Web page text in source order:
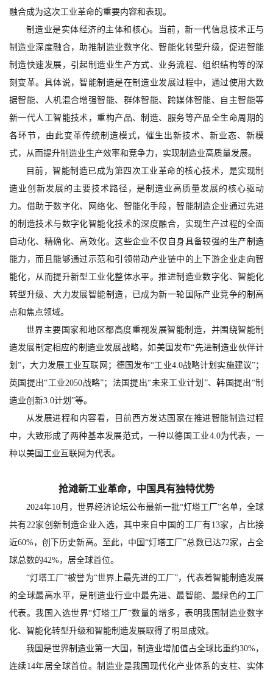
融合成为这次工业革命的重要内容和表现。
制造业是实体经济的主体和核心。当前，新一代信息技术正与
制造业深度融合，助推制造业数字化、智能化转型升级，促进智能
制造快速发展，引起制造业生产方式、业务流程、组织结构等的深
刻变革。具体说，智能制造是在制造业发展过程中，通过使用大数
据智能、人机混合增强智能、群体智能、跨媒体智能、自主智能等
新一代人工智能技术，重构产品、制造、服务等产品全生命周期的
各环节，由此变革传统制造模式，催生出新技术、新业态、新模
式，从而提升制造业生产效率和竞争力，实现制造业高质量发展。
目前，智能制造已成为第四次工业革命的核心技术，是实现制
造业创新发展的主要技术路径，是制造业高质量发展的核心驱动
力。借助于数字化、网络化、智能化手段，智能制造企业通过先进
的制造技术与数字化智能化技术的深度融合，实现生产过程的全面
自动化、精确化、高效化。这些企业不仅自身具备较强的生产制造
能力，而且能够通过示范和引领带动产业链中的上下游企业走向智
能化，从而提升新型工业化整体水平。推进制造业数字化、智能化
转型升级、大力发展智能制造，已成为新一轮国际产业竞争的制高
点和焦点领域。
世界主要国家和地区都高度重视发展智能制造，并围绕智能制
造发展制定相应的制造业发展战略，如美国发布“先进制造业伙伴计
划”，大力发展工业互联网；德国发布“工业4.0战略计划实施建议”；
英国提出“工业2050战略”；法国提出“未来工业计划”、韩国提出“制
造业创新3.0计划”等。
从发展进程和内容看，目前西方发达国家在推进智能制造过程
中，大致形成了两种基本发展范式，一种以德国工业4.0为代表，一
种以美国工业互联网为代表。
抢滩新工业革命，中国具有独特优势
2024年10月，世界经济论坛公布最新一批“灯塔工厂”名单，全球
共有22家创新制造企业入选，其中来自中国的工厂有13家，占比接
近60%，创下历史新高。至此，中国“灯塔工厂”总数已达72家，占全
球总数的42%，居全球首位。
“灯塔工厂”被誉为“世界上最先进的工厂”，代表着智能制造发展
的全球最高水平，是制造业行业中最先进、最智能、最绿色的工厂
代表。我国入选世界“灯塔工厂”数量的增多，表明我国制造业数字
化、智能化转型升级和智能制造发展取得了明显成效。
我国是世界制造业第一大国，制造业增加值占全球比重约30%，
连续14年居全球首位。制造业是我国现代化产业体系的支柱、实体